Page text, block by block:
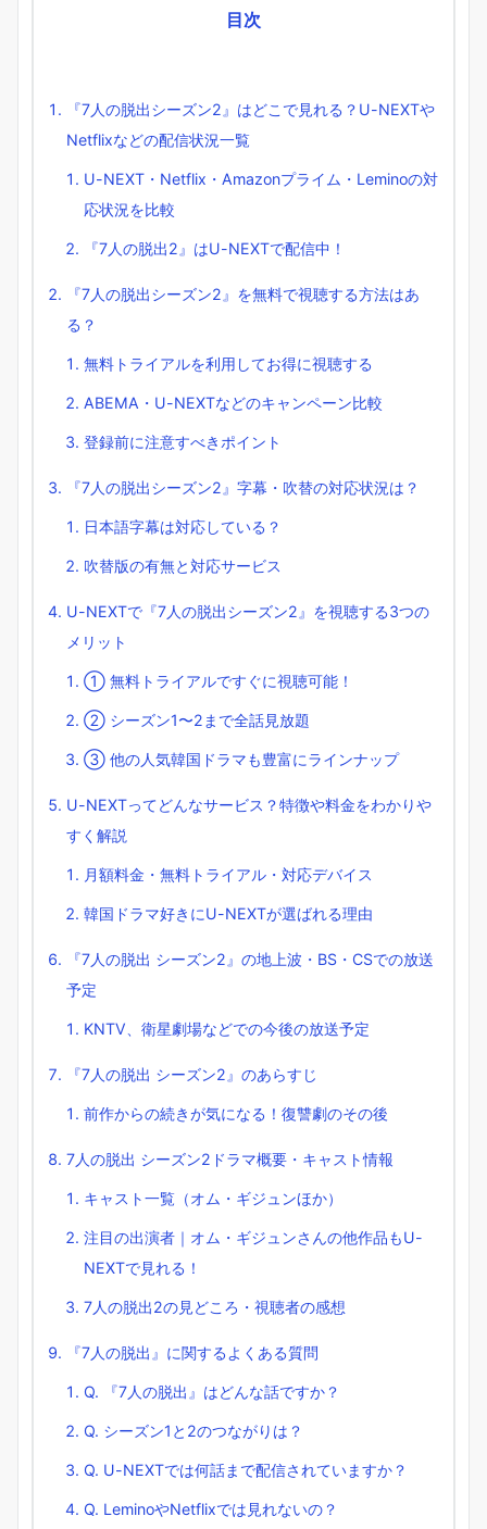
目次
『7人の脱出シーズン2』はどこで見れる？U-NEXTや
Netflixなどの配信状況一覧
U-NEXT・Netflix・Amazonプライム・Leminoの対
応状況を比較
『7人の脱出2』はU-NEXTで配信中！
『7人の脱出シーズン2』を無料で視聴する方法はあ
る？
無料トライアルを利用してお得に視聴する
ABEMA・U-NEXTなどのキャンペーン比較
登録前に注意すべきポイント
『7人の脱出シーズン2』字幕・吹替の対応状況は？
日本語字幕は対応している？
吹替版の有無と対応サービス
U-NEXTで『7人の脱出シーズン2』を視聴する3つの
メリット
① 無料トライアルですぐに視聴可能！
② シーズン1〜2まで全話見放題
③ 他の人気韓国ドラマも豊富にラインナップ
U-NEXTってどんなサービス？特徴や料金をわかりや
すく解説
月額料金・無料トライアル・対応デバイス
韓国ドラマ好きにU-NEXTが選ばれる理由
『7人の脱出 シーズン2』の地上波・BS・CSでの放送
予定
KNTV、衛星劇場などでの今後の放送予定
『7人の脱出 シーズン2』のあらすじ
前作からの続きが気になる！復讐劇のその後
7人の脱出 シーズン2ドラマ概要・キャスト情報
キャスト一覧（オム・ギジュンほか）
注目の出演者｜オム・ギジュンさんの他作品もU-
NEXTで見れる！
7人の脱出2の見どころ・視聴者の感想
『7人の脱出』に関するよくある質問
Q. 『7人の脱出』はどんな話ですか？
Q. シーズン1と2のつながりは？
Q. U-NEXTでは何話まで配信されていますか？
Q. LeminoやNetflixでは見れないの？